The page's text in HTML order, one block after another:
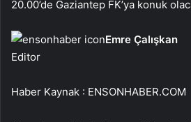
20.00’de Gaziantep FK’ya konuk
Emre Çalışkan
Editor
Haber Kaynak : ENSONHABER.COM